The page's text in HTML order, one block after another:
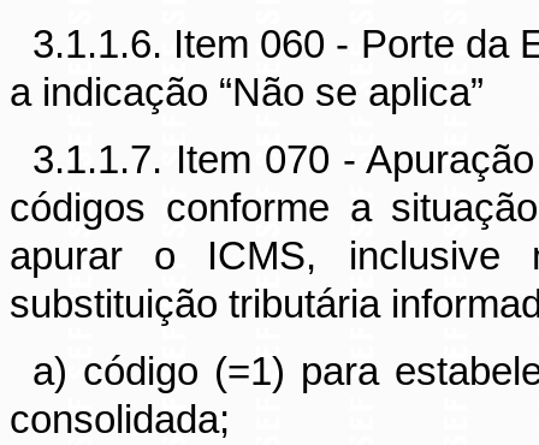
3.1.1.6. Item 060 - Porte da
a indicação “Não se aplica”
3.1.1.7. Item 070 -
códigos conforme a
apurar o ICMS,
substituição tributária
a) código (=1) para
consolidada;